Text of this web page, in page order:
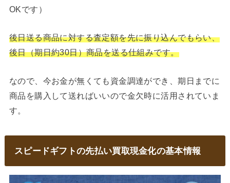
OKです）
後日送る商品に対する査定額を先に振り込んでもらい、
後日（期日約30日）商品を送る仕組みです。
なので、今お金が無くても資金調達ができ、期日までに
商品を購入して送ればいいので金欠時に活用されていま
す。
スピードギフトの先払い買取現金化の基本情報